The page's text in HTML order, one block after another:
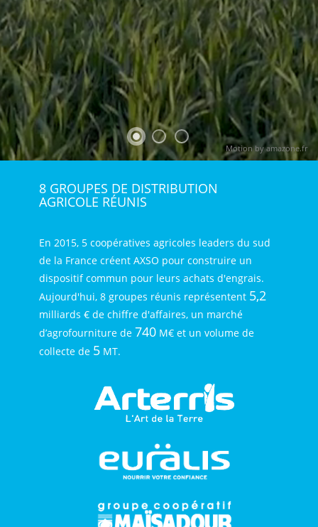
Motion by amazone.fr
8 GROUPES DE DISTRIBUTION
AGRICOLE RÉUNIS
En 2015, 5 coopératives agricoles leaders du sud
de la France créent AXSO pour construire un
dispositif commun pour leurs achats d'engrais.
Aujourd'hui, 8 groupes réunis représentent 5,2
milliards € de chiffre d'affaires, un marché
d’agrofourniture de 740 M€ et un volume de
collecte de 5 MT.